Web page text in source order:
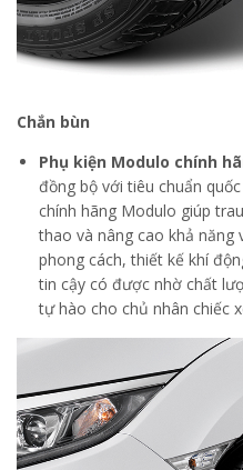
Chắn bùn
Phụ kiện Modulo chính
đồng bộ với tiêu chuẩn
chính hãng Modulo giúp
thao và nâng cao khả năng
phong cách, thiết kế khí
tin cậy có được nhờ chất
tự hào cho chủ nhân chiếc